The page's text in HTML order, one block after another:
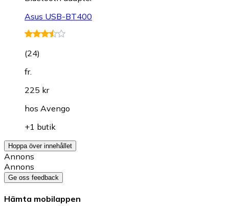
Asus USB-BT400
(24)
fr.
225 kr
hos Avengo
+1 butik
Hoppa över innehållet
Annons
Annons
Ge oss feedback
Hämta mobilappen